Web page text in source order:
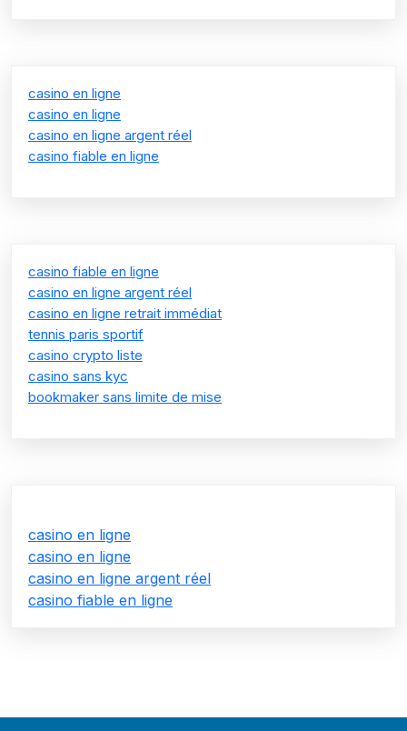
casino en ligne
casino en ligne
casino en ligne argent réel
casino fiable en ligne
casino fiable en ligne
casino en ligne argent réel
casino en ligne retrait immédiat
tennis paris sportif
casino crypto liste
casino sans kyc
bookmaker sans limite de mise
casino en ligne
casino en ligne
casino en ligne argent réel
casino fiable en ligne